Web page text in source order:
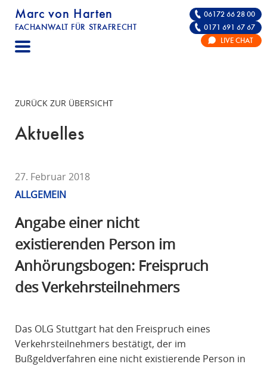
Marc von Harten
FACHANWALT FÜR STRAFRECHT
STRAFRECHT | RECHTSANWALT FÜR DIE
06172 66 28 00
0171 691 67 67
LIVE CHAT
ZURÜCK ZUR ÜBERSICHT
Aktuelles
27. Februar 2018
ALLGEMEIN
Angabe einer nicht
existierenden Person im
Anhörungsbogen: Freispruch
des Verkehrsteilnehmers
Das OLG Stuttgart hat den Freispruch eines
Verkehrsteilnehmers bestätigt, der im
Bußgeldverfahren eine nicht existierende Person in